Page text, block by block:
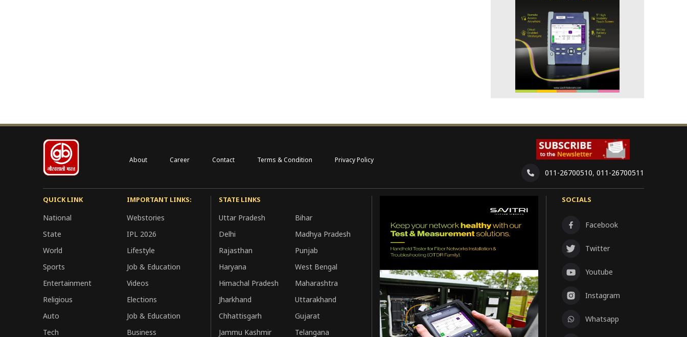
About Career Contact Terms & Condition Privacy Policy
011-26700510, 011-26700511
QUICK LINK
National
State
World
Sports
Entertainment
Religious
Auto
Tech
IMPORTANT LINKS:
Webstories
IPL 2026
Lifestyle
Job & Education
Videos
Elections
Job & Education
Business
STATE LINKS
Uttar Pradesh
Bihar
Delhi
Madhya Pradesh
Rajasthan
Punjab
Haryana
West Bengal
Himachal Pradesh
Maharashtra
Jharkhand
Uttarakhand
Chhattisgarh
Gujarat
Jammu Kashmir
Telangana
SOCIALS
Facebook
Twitter
Youtube
Instagram
Whatsapp